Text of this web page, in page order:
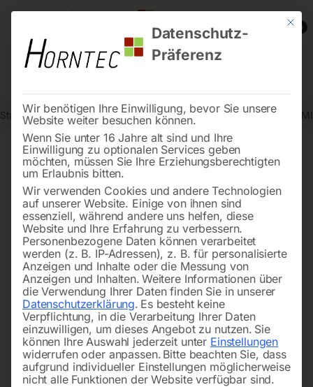
0
Start Schweisstechnologie Schweißzubehör und Verschleißteile
Mit
Datenschutz-
Präferenz
Wir benötigen Ihre Einwilligung, bevor Sie unsere
Website weiter besuchen können.
Wenn Sie unter 16 Jahre alt sind und Ihre
Einwilligung zu optionalen Services geben
möchten, müssen Sie Ihre Erziehungsberechtigten
um Erlaubnis bitten.
Wir verwenden Cookies und andere Technologien
auf unserer Website. Einige von ihnen sind
essenziell, während andere uns helfen, diese
Website und Ihre Erfahrung zu verbessern.
Personenbezogene Daten können verarbeitet
werden (z. B. IP-Adressen), z. B. für personalisierte
Anzeigen und Inhalte oder die Messung von
Anzeigen und Inhalten. Weitere Informationen über
die Verwendung Ihrer Daten finden Sie in unserer
Datenschutzerklärung. Es besteht keine
Verpflichtung, in die Verarbeitung Ihrer Daten
einzuwilligen, um dieses Angebot zu nutzen. Sie
können Ihre Auswahl jederzeit unter Einstellungen
widerrufen oder anpassen. Bitte beachten Sie, dass
aufgrund individueller Einstellungen möglicherweise
nicht alle Funktionen der Website verfügbar sind.